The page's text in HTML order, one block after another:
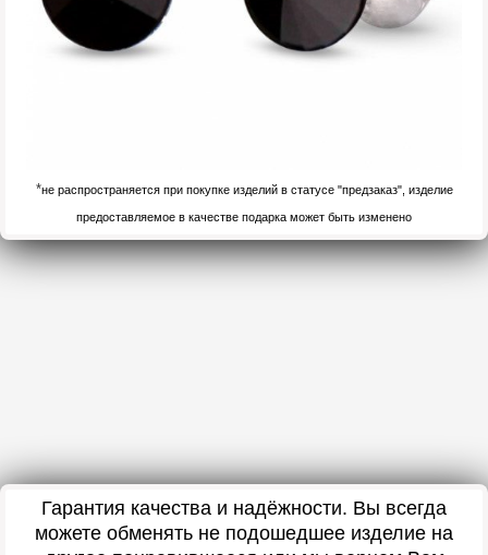
*не распространяется при покупке изделий в статусе "предзаказ", изделие
предоставляемое в качестве подарка может быть изменено
Гарантия качества и надёжности. Вы всегда
можете обменять не подошедшее изделие на